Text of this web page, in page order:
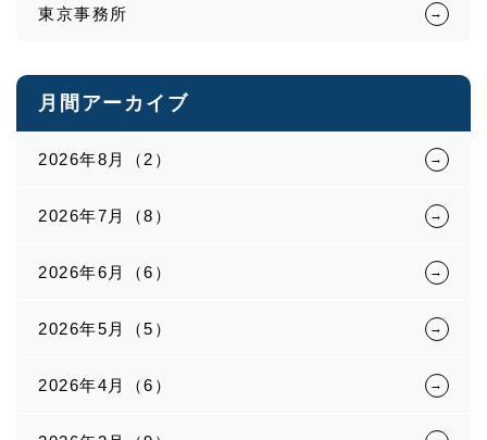
東京事務所
月間アーカイブ
2026年8月（2）
2026年7月（8）
2026年6月（6）
2026年5月（5）
2026年4月（6）